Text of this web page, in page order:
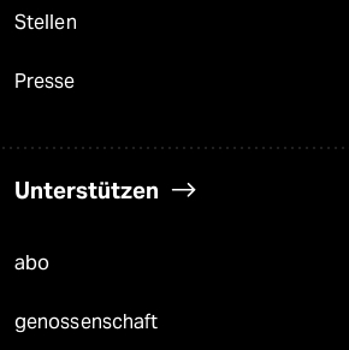
Stellen
Presse
Unterstützen
abo
genossenschaft